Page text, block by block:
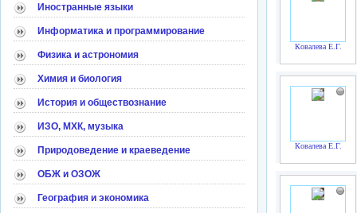
Иностранные языки
Информатика и программирование
Физика и астрономия
Химия и биология
История и обществознание
ИЗО, МХК, музыка
Природоведение и краеведение
ОБЖ и ОЗОЖ
География и экономика
Ковалева Е.Г.
Ковалева Е.Г.